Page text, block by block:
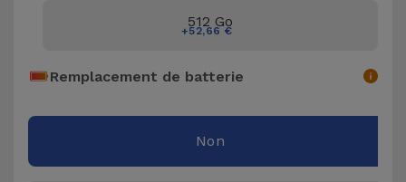
Auto et
512 Go
+52,66 €
Remplacement de batterie
Non